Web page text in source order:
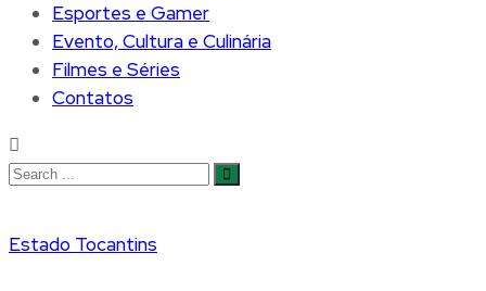
Esportes e Gamer
Evento, Cultura e Culinária
Filmes e Séries
Contatos
Estado Tocantins